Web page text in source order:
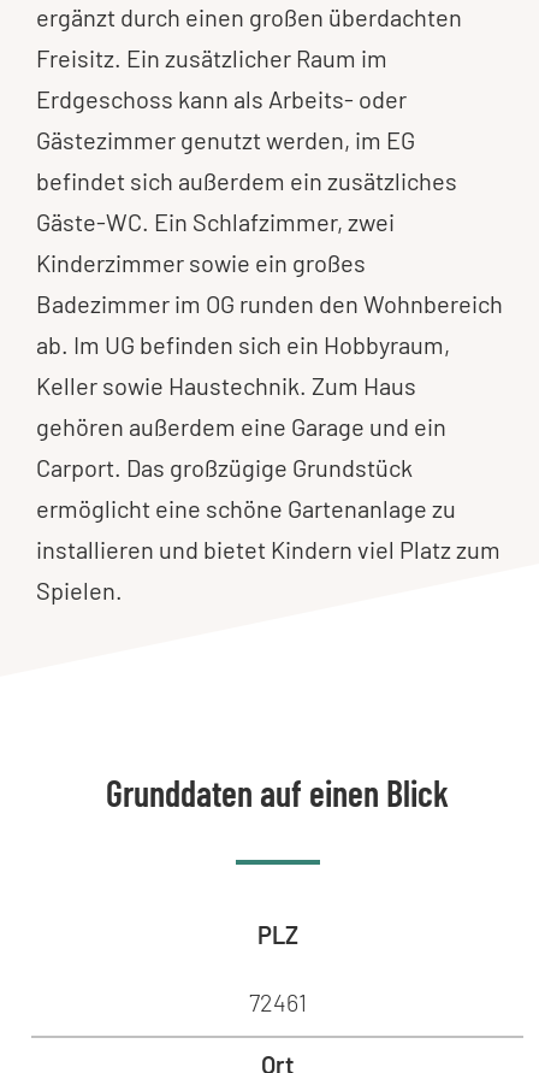
ergänzt durch einen großen überdachten
Freisitz. Ein zusätzlicher Raum im
Erdgeschoss kann als Arbeits- oder
Gästezimmer genutzt werden, im EG
befindet sich außerdem ein zusätzliches
Gäste-WC. Ein Schlafzimmer, zwei
Kinderzimmer sowie ein großes
Badezimmer im OG runden den Wohnbereich
ab. Im UG befinden sich ein Hobbyraum,
Keller sowie Haustechnik. Zum Haus
gehören außerdem eine Garage und ein
Carport. Das großzügige Grundstück
ermöglicht eine schöne Gartenanlage zu
installieren und bietet Kindern viel Platz zum
Spielen.
Grunddaten auf einen Blick
PLZ
72461
Ort